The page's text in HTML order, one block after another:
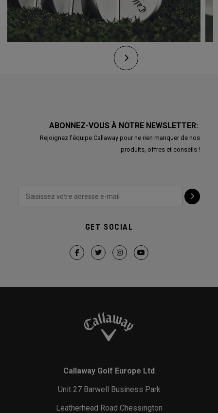
ABONNEZ-VOUS À NOTRE NEWSLETTER:
Rejoignez l'équipe Callaway pour ne rien manquer de nos
produits, offres et conseils !
GET SOCIAL
Callaway Golf Europe Ltd
Unit 27 Barwell Business Park
Leatherhead Road Chessington